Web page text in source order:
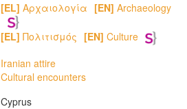
[EL] Αρχαιολογία [EN] Archaeology
[EL] Πολιτισμός [EN] Culture
Iranian attire
Cultural encounters
Cyprus